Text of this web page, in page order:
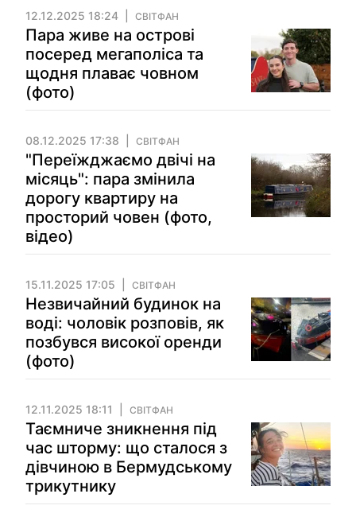
12.12.2025 18:24 СВІТФАН
Пара живе на острові
посеред мегаполіса та
щодня плаває човном
(фото)
08.12.2025 17:38 СВІТФАН
"Переїжджаємо двічі на
місяць": пара змінила
дорогу квартиру на
просторий човен (фото,
відео)
15.11.2025 17:05 СВІТФАН
Незвичайний будинок на
воді: чоловік розповів, як
позбувся високої оренди
(фото)
12.11.2025 18:11 СВІТФАН
Таємниче зникнення під
час шторму: що сталося з
дівчиною в Бермудському
трикутнику